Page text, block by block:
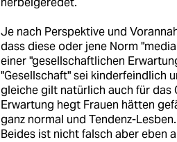
Je nach Perspektive und
dass diese oder jene Norm
einer "gesellschaftlichen
"Gesellschaft" sei kinderfeindlich
gleiche gilt natürlich auch für das
Erwartung hegt Frauen hätten
ganz normal und Tendenz-Lesben.
Beides ist nicht falsch aber eben